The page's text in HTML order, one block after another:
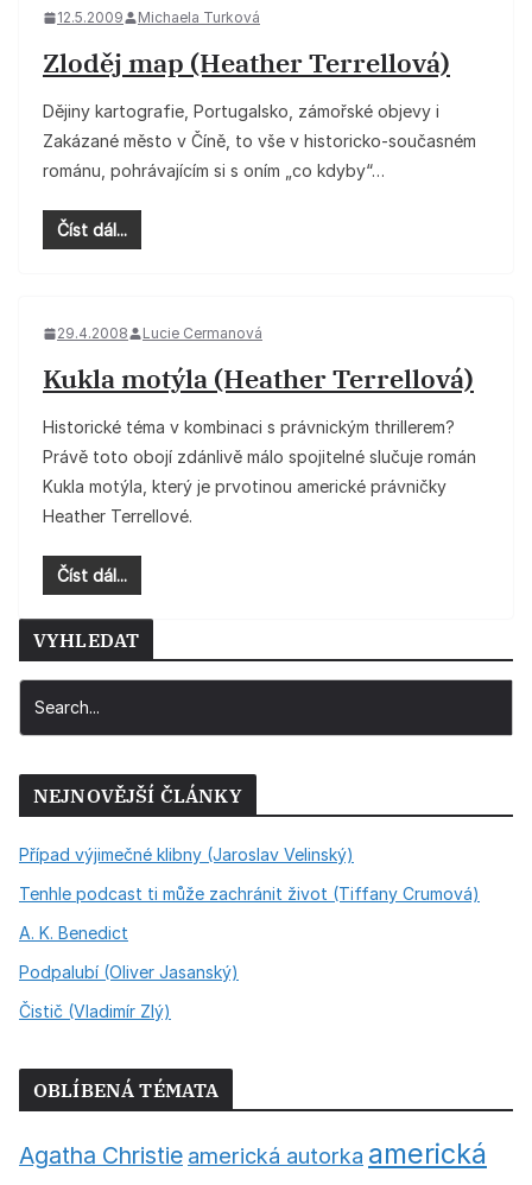
12.5.2009 Michaela Turková
Zloděj map (Heather Terrellová)
Dějiny kartografie, Portugalsko, zámořské objevy i
Zakázané město v Číně, to vše v historicko-současném
románu, pohrávajícím si s oním „co kdyby“…
Číst dál...
29.4.2008 Lucie Cermanová
Kukla motýla (Heather Terrellová)
Historické téma v kombinaci s právnickým thrillerem?
Právě toto obojí zdánlivě málo spojitelné slučuje román
Kukla motýla, který je prvotinou americké právničky
Heather Terrellové.
Číst dál...
VYHLEDAT
NEJNOVĚJŠÍ ČLÁNKY
Případ výjimečné klibny (Jaroslav Velinský)
Tenhle podcast ti může zachránit život (Tiffany Crumová)
A. K. Benedict
Podpalubí (Oliver Jasanský)
Čistič (Vladimír Zlý)
OBLÍBENÁ TÉMATA
Agatha Christie americká autorka americká